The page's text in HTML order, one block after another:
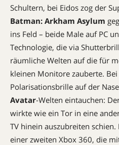
Schultern, bei Eidos zog der
Batman: Arkham Asylum
ins Feld – beide Male auf PC
Technologie, die via
räumliche Welten auf die für
kleinen Monitore zauberte.
Polarisationsbrille auf der
Avatar-Welten eintauchen:
wirkte wie ein Tor in eine
TV hinein auszubreiten
einer zweiten Xbox 360, die